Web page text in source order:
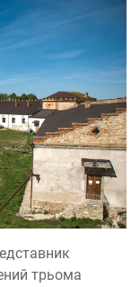
трьома